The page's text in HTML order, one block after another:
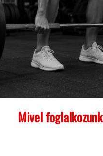
Mivel foglalkozunk